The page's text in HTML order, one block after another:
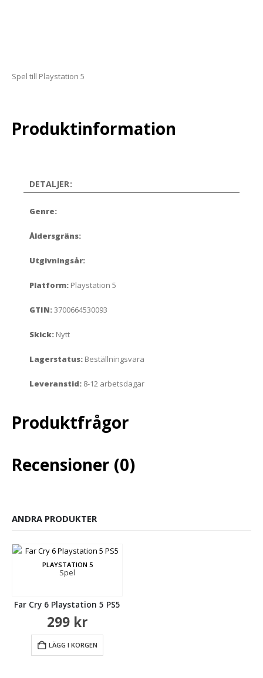
Spel till Playstation 5
Produktinformation
DETALJER:
Genre:
Åldersgräns:
Utgivningsår:
Platform: Playstation 5
GTIN:3700664530093
Skick: Nytt
Lagerstatus: Beställningsvara
Leveranstid: 8-12 arbetsdagar
Produktfrågor
Recensioner (0)
ANDRA PRODUKTER
PLAYSTATION 5
Spel
Far Cry 6 Playstation 5 PS5
299 kr
LÄGG I KORGEN